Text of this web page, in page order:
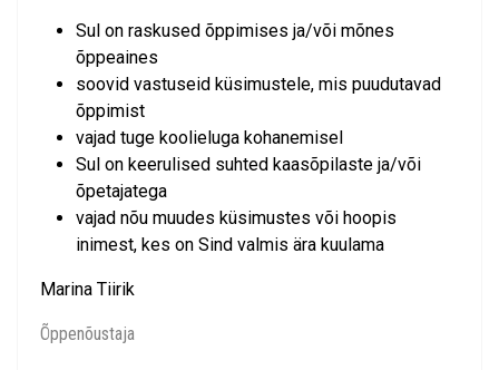
Sul on raskused õppimises ja/või mõnes
õppeaines
soovid vastuseid küsimustele, mis puudutavad
õppimist
vajad tuge koolieluga kohanemisel
Sul on keerulised suhted kaasõpilaste ja/või
õpetajatega
vajad nõu muudes küsimustes või hoopis
inimest, kes on Sind valmis ära kuulama
Marina Tiirik
Õppenõustaja